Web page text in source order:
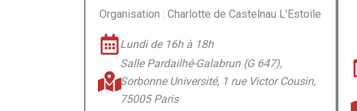
Organisation : Charlotte de Castelnau L'Estoile
Lundi de 16h à 18h​
Salle Pardailhé-Galabrun (G 647),
Sorbonne Université, 1 rue Victor Cousin,
75005 Paris